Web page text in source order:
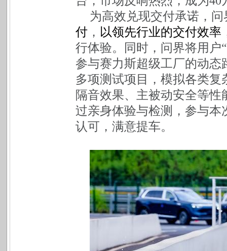
为高效兑现交付承诺，
付 ， 以领先行业的交付效率
行体验。同时，问界将用户
参与赛力斯超级工厂的动
多项测试项目，模拟各类
隔音效果、主被动安全等
过亲身体验与检测，参与
认可，满意提车。